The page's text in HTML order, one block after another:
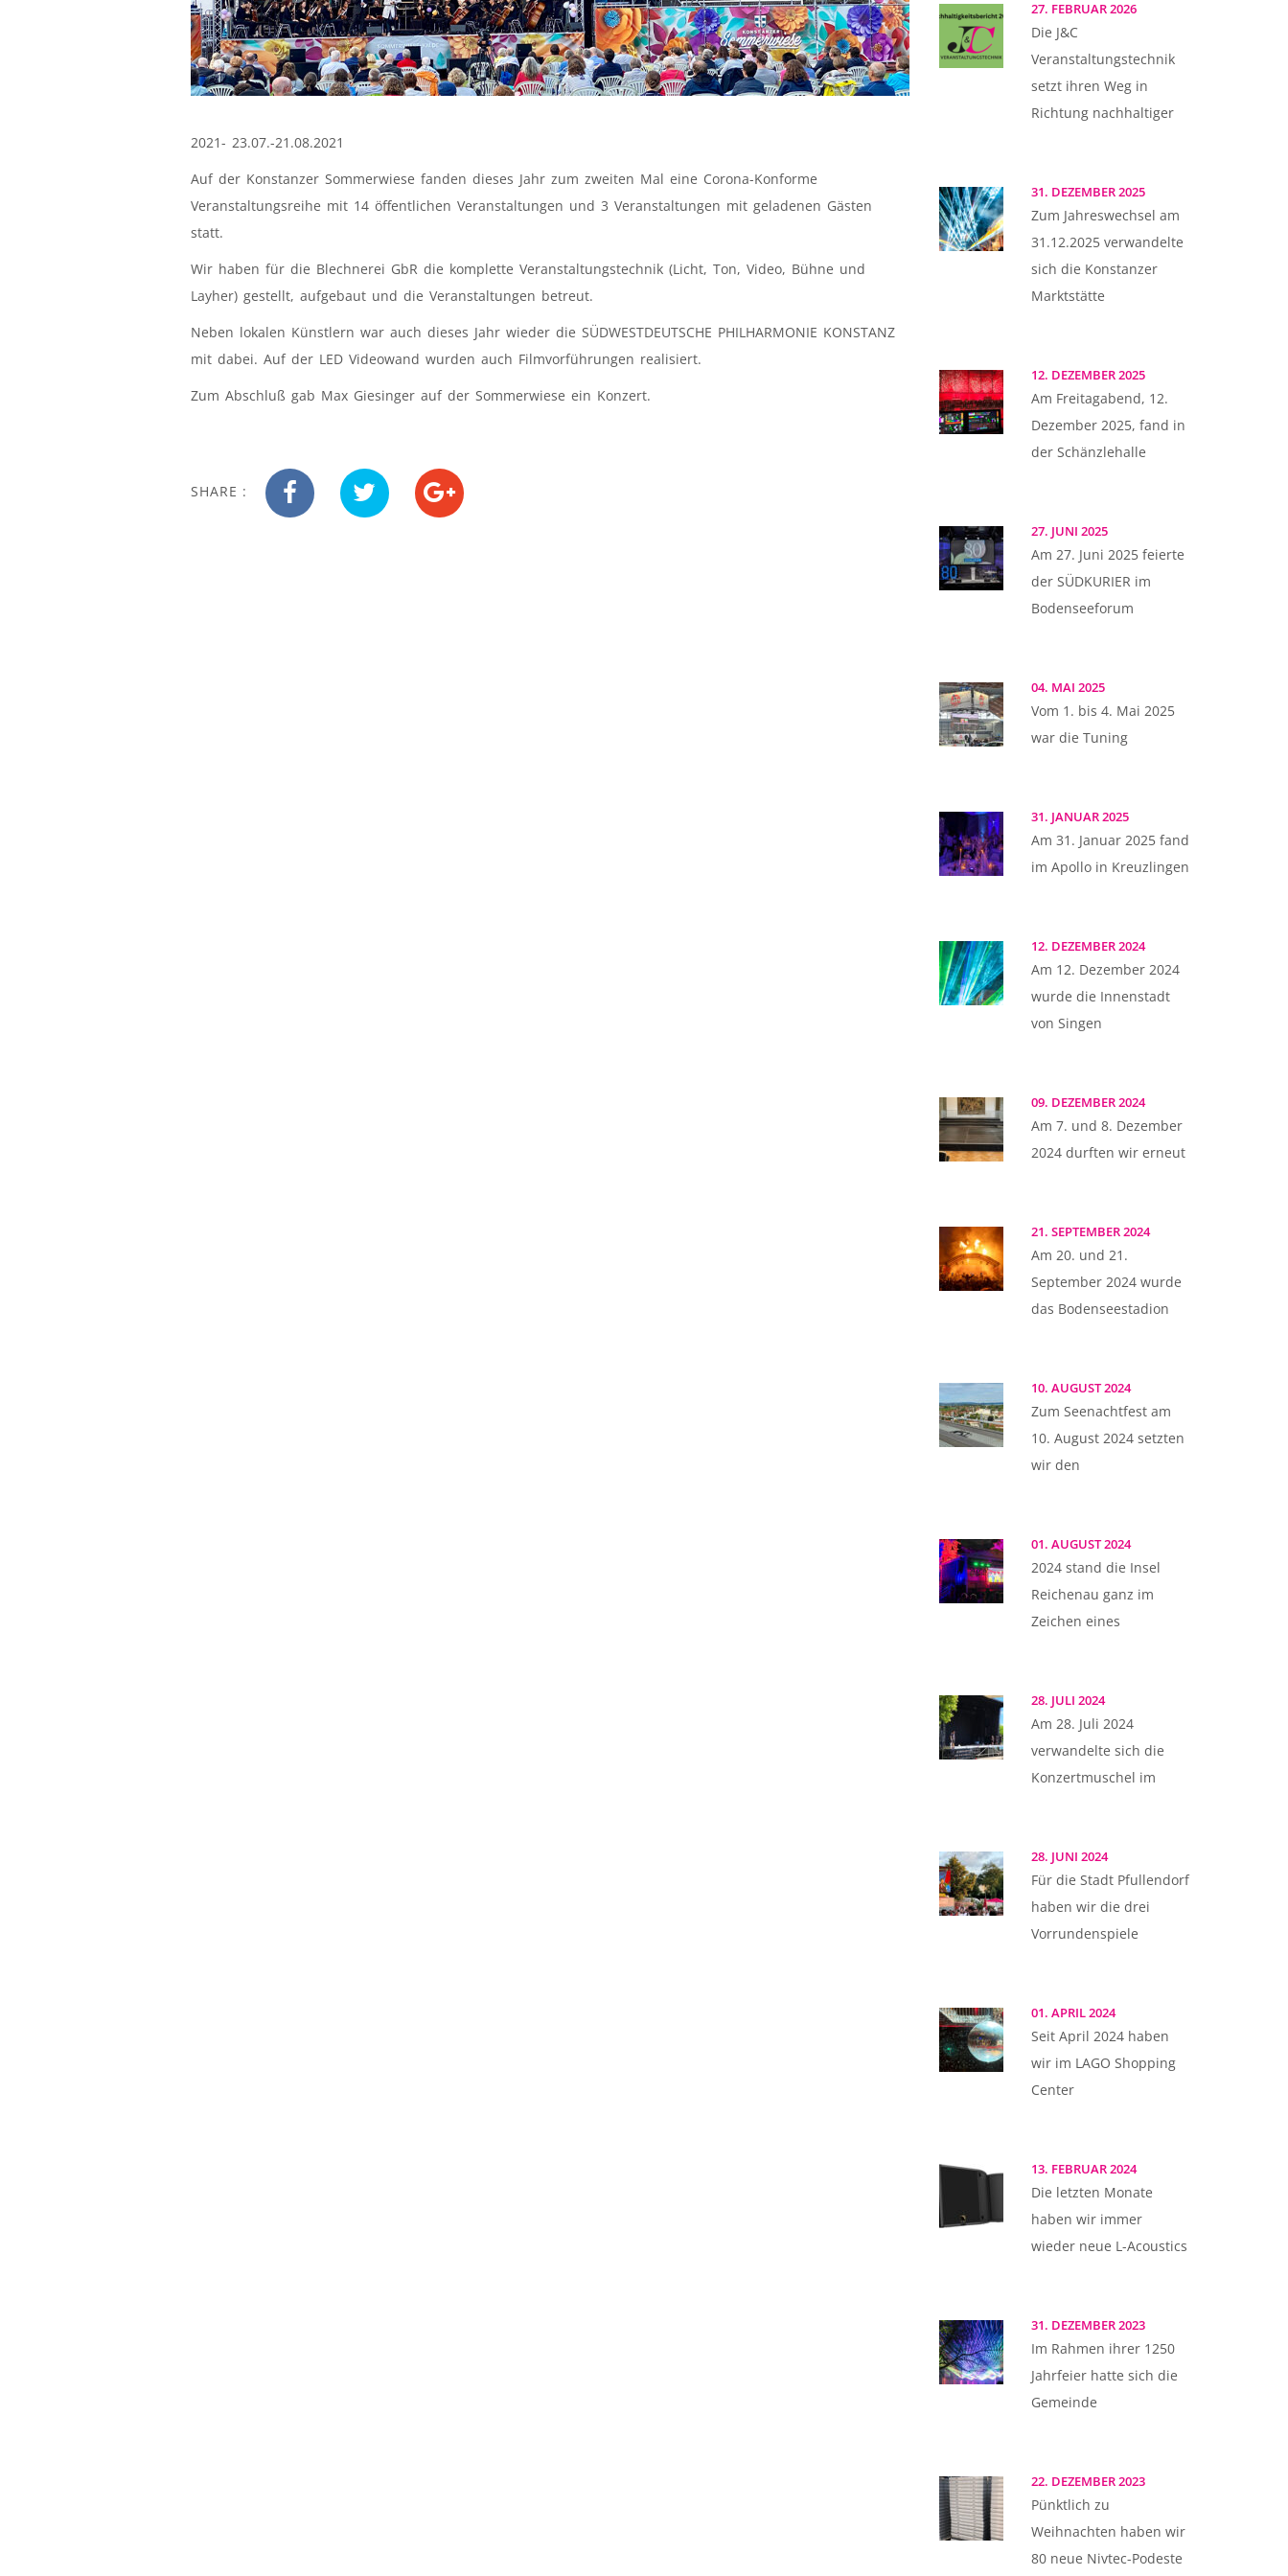
2021- 23.07.-21.08.2021
Auf der Konstanzer Sommerwiese fanden dieses Jahr zum zweiten Mal eine Corona-Konforme
Veranstaltungsreihe mit 14 öffentlichen Veranstaltungen und 3 Veranstaltungen mit geladenen Gästen
statt.
Wir haben für die Blechnerei GbR die komplette Veranstaltungstechnik (Licht, Ton, Video, Bühne und
Layher) gestellt, aufgebaut und die Veranstaltungen betreut.
Neben lokalen Künstlern war auch dieses Jahr wieder die SÜDWESTDEUTSCHE PHILHARMONIE KONSTANZ
mit dabei. Auf der LED Videowand wurden auch Filmvorführungen realisiert.
Zum Abschluß gab Max Giesinger auf der Sommerwiese ein Konzert.
SHARE :
27. FEBRUAR 2026
Die J&C
Veranstaltungstechnik
setzt ihren Weg in
Richtung nachhaltiger
31. DEZEMBER 2025
Zum Jahreswechsel am
31.12.2025 verwandelte
sich die Konstanzer
Marktstätte
12. DEZEMBER 2025
Am Freitagabend, 12.
Dezember 2025, fand in
der Schänzlehalle
27. JUNI 2025
Am 27. Juni 2025 feierte
der SÜDKURIER im
Bodenseeforum
04. MAI 2025
Vom 1. bis 4. Mai 2025
war die Tuning
31. JANUAR 2025
Am 31. Januar 2025 fand
im Apollo in Kreuzlingen
12. DEZEMBER 2024
Am 12. Dezember 2024
wurde die Innenstadt
von Singen
09. DEZEMBER 2024
Am 7. und 8. Dezember
2024 durften wir erneut
21. SEPTEMBER 2024
Am 20. und 21.
September 2024 wurde
das Bodenseestadion
10. AUGUST 2024
Zum Seenachtfest am
10. August 2024 setzten
wir den
01. AUGUST 2024
2024 stand die Insel
Reichenau ganz im
Zeichen eines
28. JULI 2024
Am 28. Juli 2024
verwandelte sich die
Konzertmuschel im
28. JUNI 2024
Für die Stadt Pfullendorf
haben wir die drei
Vorrundenspiele
01. APRIL 2024
Seit April 2024 haben
wir im LAGO Shopping
Center
13. FEBRUAR 2024
Die letzten Monate
haben wir immer
wieder neue L-Acoustics
31. DEZEMBER 2023
Im Rahmen ihrer 1250
Jahrfeier hatte sich die
Gemeinde
22. DEZEMBER 2023
Pünktlich zu
Weihnachten haben wir
80 neue Nivtec-Podeste